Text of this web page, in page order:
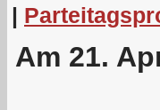
|
Am 21.